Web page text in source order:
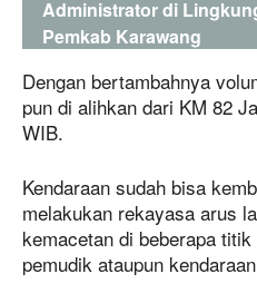
Administrator di
Pemkab Karawang
Dengan bertambahnya
pun di alihkan dari KM 82
WIB.
Kendaraan sudah bisa
melakukan rekayasa arus
kemacetan di beberapa
pemudik ataupun